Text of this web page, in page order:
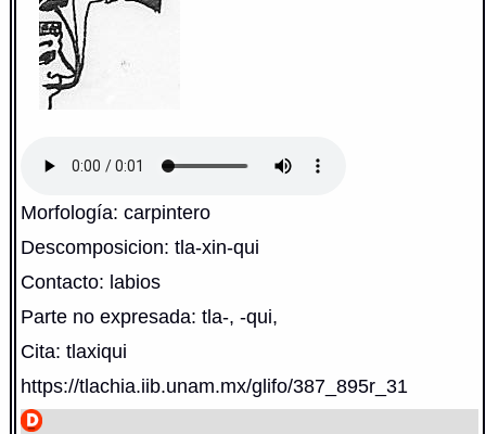
Morfología: carpintero
Descomposicion: tla-xin-qui
Contacto: labios
Parte no expresada: tla-, -qui,
Cita: tlaxiqui
https://tlachia.iib.unam.mx/glifo/387_895r_31